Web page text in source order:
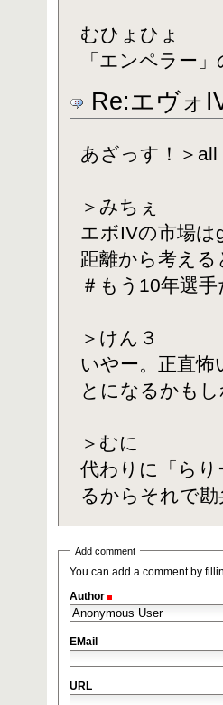
むひょひょ
「エンペラー
Re:エヴォ
あざっす！＞all
＞みちぇ
エボIVの市場
距離から考え
＃もう10年選
＞けん３
いやー。正直
とになるかも
＞むに
代わりに「ら
るからそれで
Add comment
You can add a comment by
Author
EMail
URL